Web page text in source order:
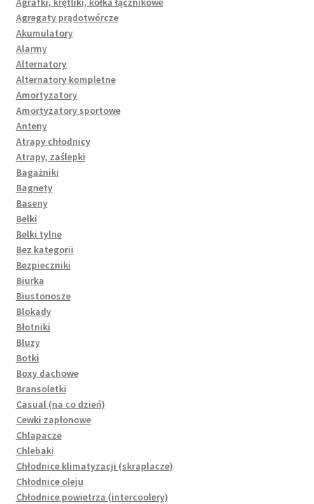
Agregaty prądotwórcze
Akumulatory
Alarmy
Alternatory
Alternatory kompletne
Amortyzatory
Amortyzatory sportowe
Anteny
Atrapy chłodnicy
Atrapy, zaślepki
Bagażniki
Bagnety
Baseny
Belki
Belki tylne
Bez kategorii
Bezpieczniki
Biurka
Biustonosze
Blokady
Błotniki
Bluzy
Botki
Boxy dachowe
Bransoletki
Casual (na co dzień)
Cewki zapłonowe
Chlapacze
Chlebaki
Chłodnice klimatyzacji (skraplacze)
Chłodnice oleju
Chłodnice powietrza (intercoolery)